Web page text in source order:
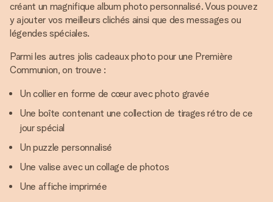
créant un magnifique album photo personnalisé. Vous pouvez
y ajouter vos meilleurs clichés ainsi que des messages ou
légendes spéciales.
Parmi les autres jolis cadeaux photo pour une Première
Communion, on trouve :
Un collier en forme de cœur avec photo gravée
Une boîte contenant une collection de tirages rétro de ce
jour spécial
Un puzzle personnalisé
Une valise avec un collage de photos
Une affiche imprimée